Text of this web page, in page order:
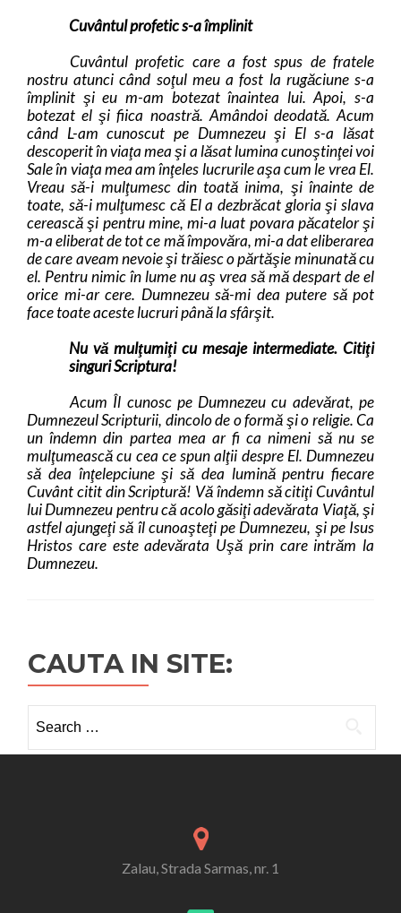
Cuvântul profetic s-a împlinit
Cuvântul profetic care a fost spus de fratele
nostru atunci când soţul meu a fost la rugăciune s-a
împlinit şi eu m-am botezat înaintea lui. Apoi, s-a
botezat el şi fiica noastră. Amândoi deodată. Acum
când L-am cunoscut pe Dumnezeu şi El s-a lăsat
descoperit în viaţa mea şi a lăsat lumina cunoştinţei voi
Sale în viaţa mea am înţeles lucrurile aşa cum le vrea El.
Vreau să-i mulţumesc din toată inima, şi înainte de
toate, să-i mulţumesc că El a dezbrăcat gloria şi slava
cerească şi pentru mine, mi-a luat povara păcatelor şi
m-a eliberat de tot ce mă împovăra, mi-a dat eliberarea
de care aveam nevoie şi trăiesc o părtăşie minunată cu
el. Pentru nimic în lume nu aş vrea să mă despart de el
orice mi-ar cere. Dumnezeu să-mi dea putere să pot
face toate aceste lucruri până la sfârşit.
Nu vă mulţumiţi cu mesaje intermediate. Citiţi
singuri Scriptura!
Acum Îl cunosc pe Dumnezeu cu adevărat, pe
Dumnezeul Scripturii, dincolo de o formă şi o religie. Ca
un îndemn din partea mea ar fi ca nimeni să nu se
mulţumească cu cea ce spun alţii despre El. Dumnezeu
să dea înţelepciune şi să dea lumină pentru fiecare
Cuvânt citit din Scriptură! Vă îndemn să citiţi Cuvântul
lui Dumnezeu pentru că acolo găsiţi adevărata Viaţă, şi
astfel ajungeţi să îl cunoaşteţi pe Dumnezeu, şi pe Isus
Hristos care este adevărata Uşă prin care intrăm la
Dumnezeu.
CAUTA IN SITE:
for:
Zalau, Strada Sarmas, nr. 1